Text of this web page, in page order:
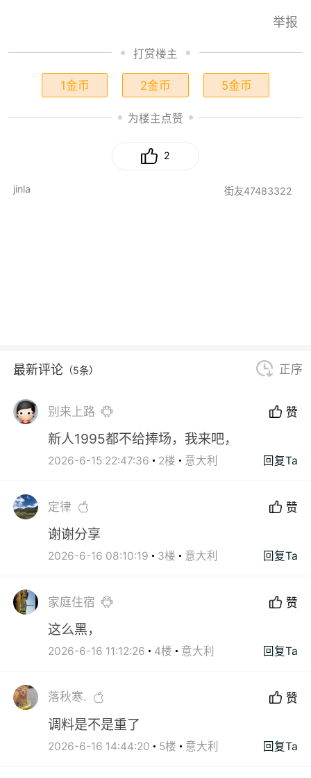
举报
打赏楼主
1金币 2金币 5金币
为楼主点赞
2
jinla 街友47483322
最新评论 （5条） 正序
别来上路 赞
新人1995都不给捧场，我来吧，
2026-6-15 22:47:36 2楼 意大利 回复Ta
定律 赞
谢谢分享
2026-6-16 08:10:19 3楼 意大利 回复Ta
家庭住宿 赞
这么黑，
2026-6-16 11:12:26 4楼 意大利 回复Ta
落秋寒. 赞
调料是不是重了
2026-6-16 14:44:20 5楼 意大利 回复Ta